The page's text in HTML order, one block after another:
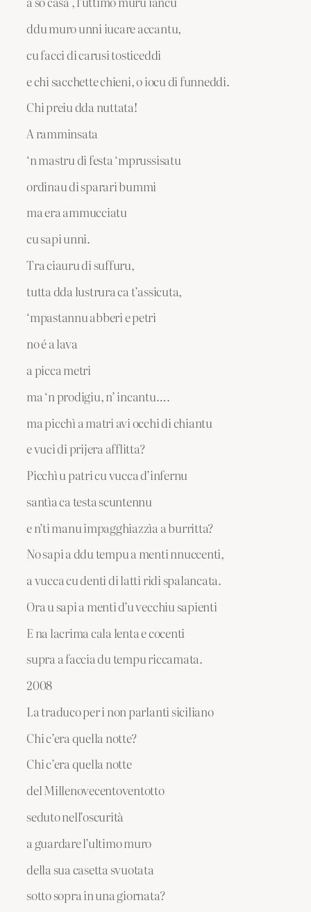
ddu muro unni iucare accantu,
cu facci di carusi tosticeddi
e chi sacchette chieni, o iocu di funneddi.
Chi preiu dda nuttata!
A ramminsata
‘n mastru di festa ‘mprussisatu
ordinau di sparari bummi
ma era ammucciatu
cu sapi unni.
Tra ciauru di suffuru,
tutta dda lustrura ca t’assicuta,
‘mpastannu abberi e petri
no é a lava
a picca metri
ma ‘n prodigiu, n’ incantu….
ma picchì a matri avi occhi di chiantu
e vuci di prijera afflitta?
Picchì u patri cu vucca d’infernu
santìa ca testa scuntennu
e n’ti manu impagghiazzìa a burritta?
No sapi a ddu tempu a menti nnuccenti,
a vucca cu denti di latti ridi spalancata.
Ora u sapi a menti d’u vecchiu sapienti
E na lacrima cala lenta e cocenti
supra a faccia du tempu riccamata.
2008
La traduco per i non parlanti siciliano
Chi c’era quella notte?
Chi c’era quella notte
del Millenovecentoventotto
seduto nell’oscurità
a guardare l’ultimo muro
della sua casetta svuotata
sotto sopra in una giornata?